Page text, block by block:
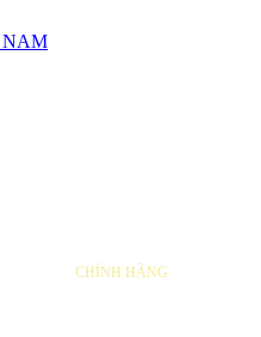
CHÍNH HÃNG